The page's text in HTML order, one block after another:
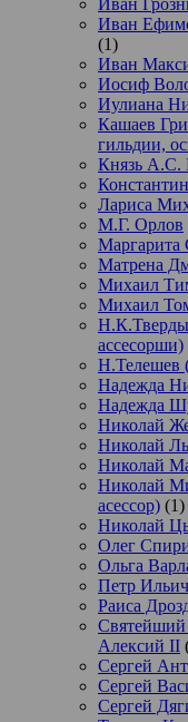
Иван
Иван
(1)
Иван
Иосиф
Иулиана
Кашаев
гильдии,
Князь А.С.
Лариса
М.Г. Орлов
Маргарита
Матрена
Михаил
Михаил
ассесорши)
Н.Телешев
Надежда
Надежда
Николай
Николай
Николай
Николай
асессор) (1)
Николай
Олег
Ольга
Петр
Раиса
Святейший
Алексий II
Сергей
Сергей
Сергей